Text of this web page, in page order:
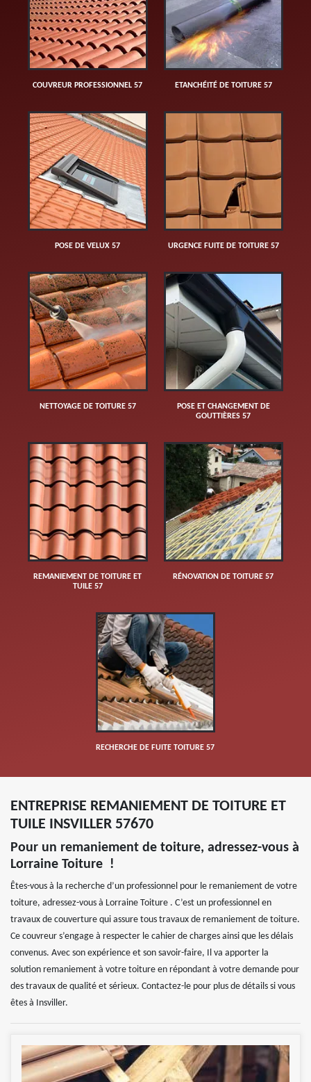
COUVREUR PROFESSIONNEL 57 ETANCHÉITÉ DE TOITURE 57
POSE DE VELUX 57 URGENCE FUITE DE TOITURE 57
NETTOYAGE DE TOITURE 57
POSE ET CHANGEMENT DE
GOUTTIÈRES 57
REMANIEMENT DE TOITURE ET
TUILE 57
RÉNOVATION DE TOITURE 57
RECHERCHE DE FUITE TOITURE 57
ENTREPRISE REMANIEMENT DE TOITURE ET
TUILE INSVILLER 57670
Pour un remaniement de toiture, adressez-vous à
Lorraine Toiture !
Êtes-vous à la recherche d’un professionnel pour le remaniement de votre
toiture, adressez-vous à Lorraine Toiture . C’est un professionnel en
travaux de couverture qui assure tous travaux de remaniement de toiture.
Ce couvreur s’engage à respecter le cahier de charges ainsi que les délais
convenus. Avec son expérience et son savoir-faire, Il va apporter la
solution remaniement à votre toiture en répondant à votre demande pour
des travaux de qualité et sérieux. Contactez-le pour plus de détails si vous
êtes à Insviller.